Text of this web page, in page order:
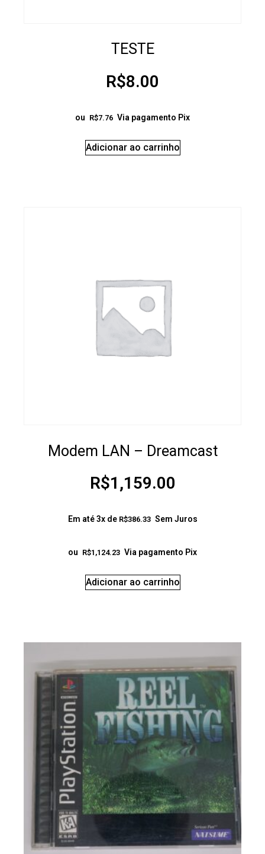
TESTE
R$8.00
ou R$7.76 Via pagamento Pix
Adicionar ao carrinho
Modem LAN – Dreamcast
R$1,159.00
Em até 3x de R$386.33 Sem Juros
ou R$1,124.23 Via pagamento Pix
Adicionar ao carrinho